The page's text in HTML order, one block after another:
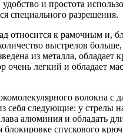
и простота
специального разрешения.
относится к рамочным и,
выстрелов
из металла, обладает
очень легкий и обладает
волокна
себя следующие: у стрелы
алюминия и обладать
спускового